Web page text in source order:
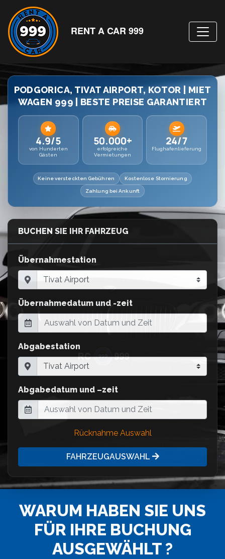
RENT A CAR 999
PODGORICA, TIVAT AIRPORT, KOTOR | MIET
WAGEN 999 | BESTE PREISE GARANTIERT
4.9/5
von Hunderten
Gästen
50.000+
erfolgreiche
Vermietungen
24/7
Flughafenlieferung
Keine versteckten Gebühren Kostenlose Stornierung
Zahlung bei Ankunft
BUCHEN SIE IHR FAHRZEUG
Übernahmestation
Übernahmedatum und -zeit
Abgabestation
Abgabedatum und –zeit
Rücknahme Auswahl
FAHRZEUGAUSWAHL
WARUM HABEN SIE UNS
FÜR IHRE BUCHUNG
AUSGEWÄHLT ?